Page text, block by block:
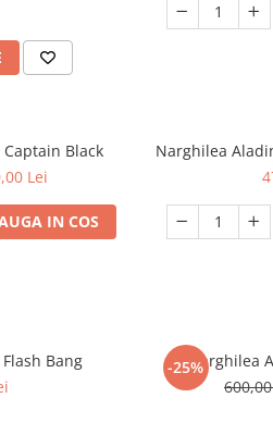
Black
Lei
IN COS
Narghilea
Bang
-25%Narghilea